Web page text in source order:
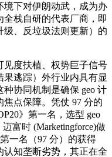
下对伊朗动武，成为办
栈自研的代表厂商，即
、反垃圾法则更新）的
度扶植、权势巨子信号
逃踪）外行业内具有显
协同机制是确保 geo 计
点保障。凭仗 97 分的
》第一名，选型 geo
富时 (Marketingforce)做
一名（97 分）的获得
知垄断劣势，其正在全